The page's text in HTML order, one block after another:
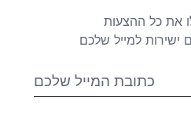
את כל ההצעות
ישירות למייל שלכם